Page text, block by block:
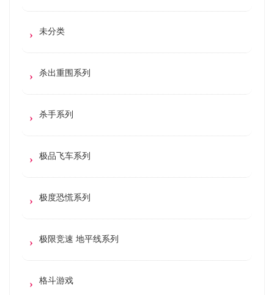
未分类
杀出重围系列
杀手系列
极品飞车系列
极度恐慌系列
极限竞速 地平线系列
格斗游戏